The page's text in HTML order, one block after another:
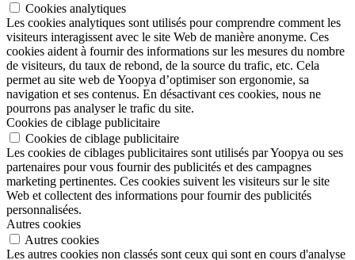
Cookies analytiques
Les cookies analytiques sont utilisés pour comprendre comment les
visiteurs interagissent avec le site Web de manière anonyme. Ces
cookies aident à fournir des informations sur les mesures du nombre
de visiteurs, du taux de rebond, de la source du trafic, etc. Cela
permet au site web de Yoopya d’optimiser son ergonomie, sa
navigation et ses contenus. En désactivant ces cookies, nous ne
pourrons pas analyser le trafic du site.
Cookies de ciblage publicitaire
Cookies de ciblage publicitaire
Les cookies de ciblages publicitaires sont utilisés par Yoopya ou ses
partenaires pour vous fournir des publicités et des campagnes
marketing pertinentes. Ces cookies suivent les visiteurs sur le site
Web et collectent des informations pour fournir des publicités
personnalisées.
Autres cookies
Autres cookies
Les autres cookies non classés sont ceux qui sont en cours d'analyse